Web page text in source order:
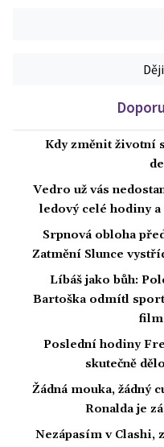
Kdy změnit životní
Vedro už vás
ledový celé hodiny
Srpnová obloha
Zatmění Slunce
Líbáš jako bůh:
Bartoška odmítl
Poslední hodiny
skutečně
Žádná mouka, žádný
Ronalda je
Nezápasím v Clashi,